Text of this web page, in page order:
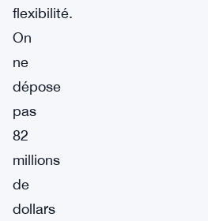
flexibilité.
On
ne
dépose
pas
82
millions
de
dollars